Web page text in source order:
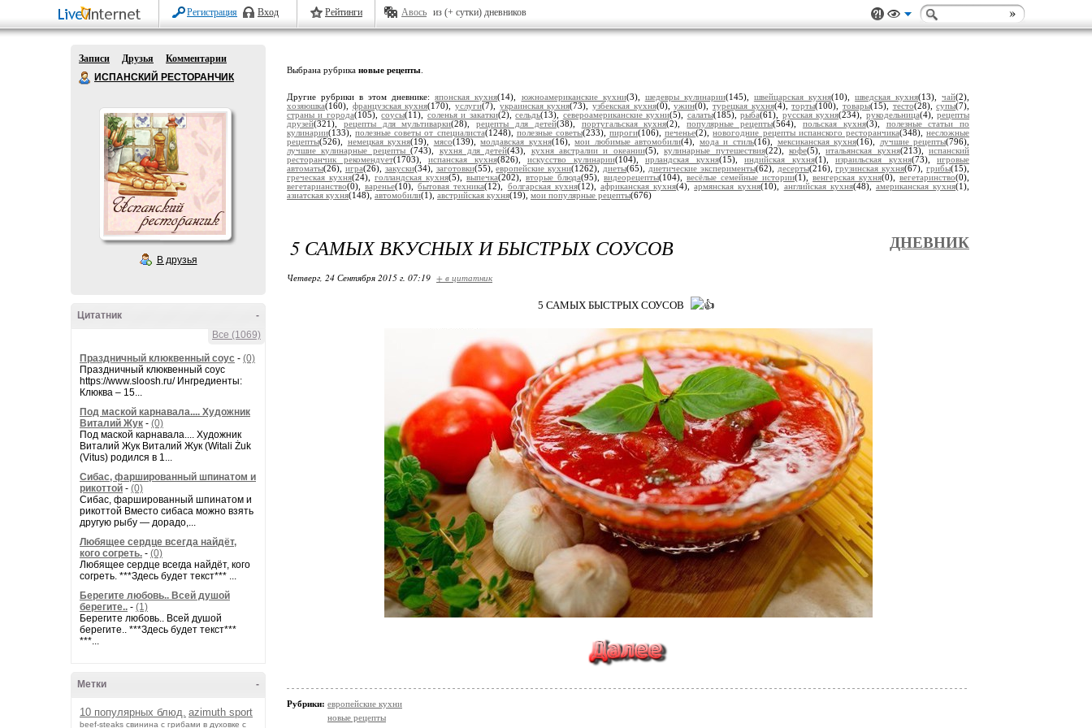
Регистрация Вход Рейтинги Авось из (+ сутки) дневников
Записи Друзья
Комментарии
ИСПАНСКИЙ РЕСТОРАНЧИК
В друзья
-
Цитатник
Все (1069)
Праздничный клюквенный соус - (0)
Праздничный клюквенный соус
https://www.sloosh.ru/ Ингредиенты:
Клюква – 15...
Под маской карнавала.... Художник
Виталий Жук - (0)
Под маской карнавала.... Художник
Виталий Жук Виталий Жук (Witali Żuk
(Vitus) родился в 1...
Сибас, фаршированный шпинатом и
рикоттой - (0)
Сибас, фаршированный шпинатом и
рикоттой Вместо сибаса можно взять
другую рыбу — дорадо,...
Любящее сердце всегда найдёт,
кого согреть. - (0)
Любящее сердце всегда найдёт, кого
согреть. ***Здесь будет текст*** ...
Берегите любовь.. Всей душой
берегите.. - (1)
Берегите любовь.. Всей душой
берегите.. ***Здесь будет текст***
***...
-
Метки
10 популярных блюд. azimuth sport
beef-stеаks cвинина с грибами в духовке с
Выбрана рубрика новые рецепты
Другие рубрики в этом дневнике:японская кухня(14), южноамериканские кухни(3), шедевры кулинарии(145), швейцарская кухня(10), шведская кухня(13),чай(2),
хозяюшка(160), французская кухня(170), услуги(7), украинская кухня(73), узбекская кухня(0),ужин(0), турецкая кухня(4),торты(100), товары(15), тесто(28),супы(7),
страны и города(105),соусы(11), соленья и закатки(2),сельдь(13), североамериканские кухни(5), салаты(185),рыба(61), русская кухня(234), рукодельница(4),рецепты
друзей(321), рецепты для мультиварки(28),рецепты для детей(38), португальская кухня(2),популярные рецепты(564), польская кухня(3), полезные статьи по
кулинарии(133),полезные советы от специалиста(1248), полезные советы(233),пироги(106),печенье(2),новогодние рецепты испанского ресторанчика(348),несложные
рецепты(526), немецкая кухня(19), мясо(139),молдавская кухня(16),мои любимые автомобили(4), мода и стиль(16), мексиканская кухня(16), лучшие рецепты(796),
лучшие кулинарные рецепты(743), кухня для детей(43), кухня австралии и океании(5),кулинарные путешествия(22), кофе(5),итальянская кухня(213), испанский
ресторанчик рекомендует(1703), испанская кухня(826), искусство кулинарии(104), ирландская кухня(15), индийская кухня(1), израильская кухня(73), игровые
автоматы(26), игра(26), закуски(34), заготовки(55),европейские кухни(1262), диеты(65), диетические эксперименты(62), десерты(216),грузинская кухня(67),грибы(15),
греческая кухня(24), голландская кухня(5), выпечка(202), вторые блюда(95), видеорецепты(104), весёлые семейные истории(1), венгерская кухня(0), вегетаринство(0),
вегетарианство(0),варенье(10),бытовая техника(12), болгарская кухня(12), африканская кухня(4),армянская кухня(10), английская кухня(48), американская кухня(1),
азиатская кухня(148), автомобили(1), австрийская кухня(19), мои популярные рецепты(676)
5 САМЫХ ВКУСНЫХ И БЫСТРЫХ СОУСОВ ДНЕВНИК
Четверг, 24 Сентября 2015 г. 07:19 + в цитатник
5 САМЫХ БЫСТРЫХ СОУСОВ
Рубрики: европейские кухни
новые рецепты